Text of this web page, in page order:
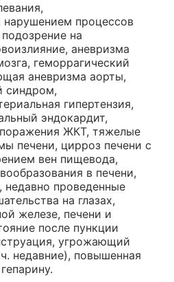
процессов
на
аневризма
геморрагический
аневризма аорты,
синдром,
гипертензия,
эндокардит,
ЖКТ, тяжелые
печени, цирроз печени с
вен пищевода,
в печени,
проведенные
на глазах,
железе, печени и
после пункции
угрожающий
недавние), повышенная